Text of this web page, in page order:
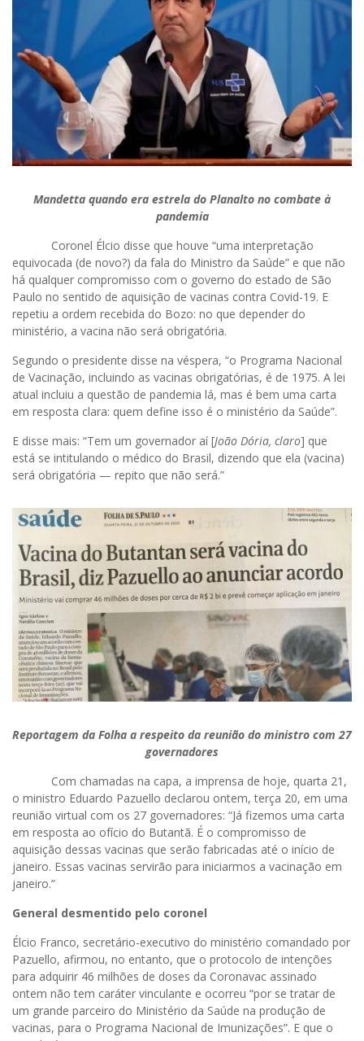
Mandetta quando era estrela do Planalto no combate à
pandemia
Coronel Élcio disse que houve “uma interpretação
equivocada (de novo?) da fala do Ministro da Saúde” e que não
há qualquer compromisso com o governo do estado de São
Paulo no sentido de aquisição de vacinas contra Covid-19. E
repetiu a ordem recebida do Bozo: no que depender do
ministério, a vacina não será obrigatória.
Segundo o presidente disse na véspera, “o Programa Nacional
de Vacinação, incluindo as vacinas obrigatórias, é de 1975. A lei
atual incluiu a questão de pandemia lá, mas é bem uma carta
em resposta clara: quem define isso é o ministério da Saúde”.
E disse mais: “Tem um governador aí [João Dória, claro] que
está se intitulando o médico do Brasil, dizendo que ela (vacina)
será obrigatória — repito que não será.”
Reportagem da Folha a respeito da reunião do ministro com 27
governadores
Com chamadas na capa, a imprensa de hoje, quarta 21,
o ministro Eduardo Pazuello declarou ontem, terça 20, em uma
reunião virtual com os 27 governadores: “Já fizemos uma carta
em resposta ao ofício do Butantã. É o compromisso de
aquisição dessas vacinas que serão fabricadas até o início de
janeiro. Essas vacinas servirão para iniciarmos a vacinação em
janeiro.”
General desmentido pelo coronel
Élcio Franco, secretário-executivo do ministério comandado por
Pazuello, afirmou, no entanto, que o protocolo de intenções
para adquirir 46 milhões de doses da Coronavac assinado
ontem não tem caráter vinculante e ocorreu “por se tratar de
um grande parceiro do Ministério da Saúde na produção de
vacinas, para o Programa Nacional de Imunizações”. E que o